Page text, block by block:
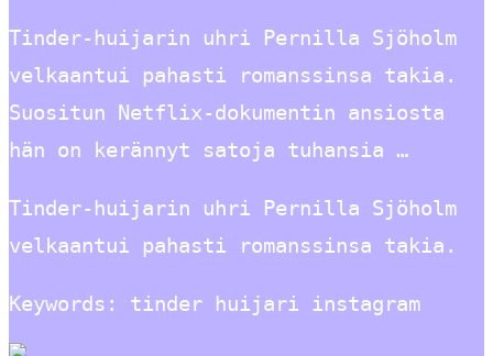
Tinder-huijarin uhri Pernilla Sjöholm
velkaantui pahasti romanssinsa takia.
Suositun Netflix-dokumentin ansiosta
hän on kerännyt satoja tuhansia …
Tinder-huijarin uhri Pernilla Sjöholm
velkaantui pahasti romanssinsa takia.
Keywords: tinder huijari instagram